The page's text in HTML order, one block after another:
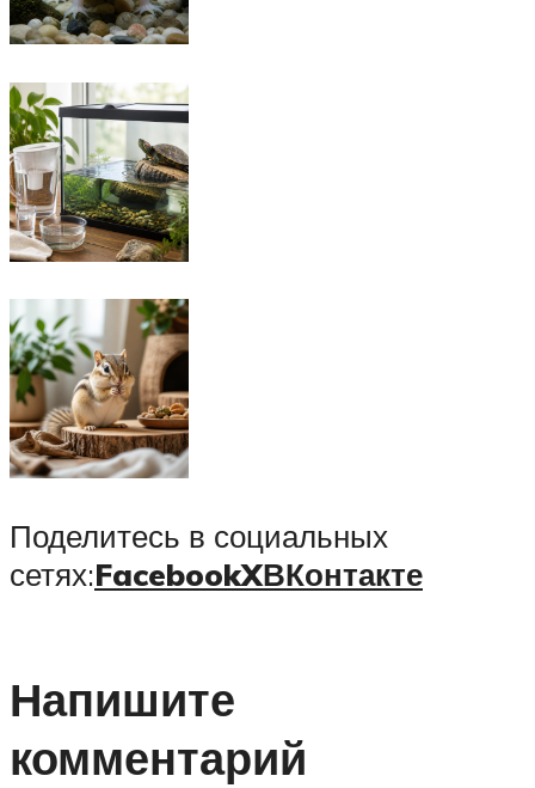
Поделитесь в социальных
сетях:FacebookXВКонтакте
Напишите
комментарий